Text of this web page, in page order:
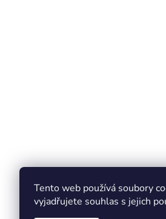
Tento web používá soubory
vyjadřujete souhlas s jejich